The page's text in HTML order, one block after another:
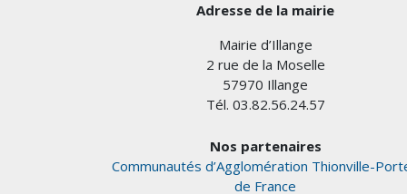
Adresse de la mairie
Mairie d’Illange
2 rue de la Moselle
57970 Illange
Tél. 03.82.56.24.57
Nos partenaires
Communautés d’Agglomération Thionville-
de France